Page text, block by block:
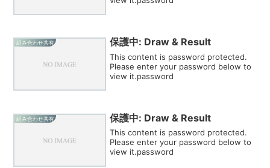
組み合わせ共有 保護中: Draw & Result
This content is password protected.
Please enter your password below to
view it.password
組み合わせ共有 保護中: Draw & Result
This content is password protected.
Please enter your password below to
view it.password